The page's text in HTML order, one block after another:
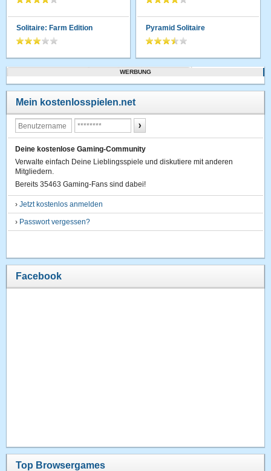
Solitaire: Farm Edition Pyramid Solitaire
WERBUNG
Mein kostenlosspielen.net
Deine kostenlose Gaming-Community
Verwalte einfach Deine Lieblingsspiele und diskutiere mit anderen
Mitgliedern.
Bereits 35463 Gaming-Fans sind dabei!
›Jetzt kostenlos anmelden
› Passwort vergessen?
Facebook
Top Browsergames